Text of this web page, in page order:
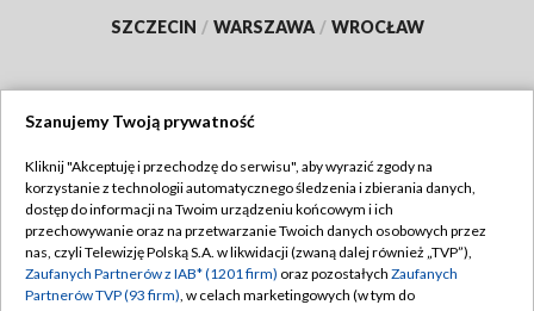
SZCZECIN / WARSZAWA / WROCŁAW
TVP
Abonament TVP
Emisja w TVP
Regulamin TVP
Polityka prywatności
Szanujemy Twoją prywatność
Kliknij "Akceptuję i przechodzę do serwisu", aby wyrazić zgody na
korzystanie z technologii automatycznego śledzenia i zbierania danych,
dostęp do informacji na Twoim urządzeniu końcowym i ich
przechowywanie oraz na przetwarzanie Twoich danych osobowych przez
nas, czyli Telewizję Polską S.A. w likwidacji (zwaną dalej również „TVP”),
Zaufanych Partnerów z IAB* (1201 firm) oraz pozostałych Zaufanych
Partnerów TVP (93 firm), w celach marketingowych (w tym do